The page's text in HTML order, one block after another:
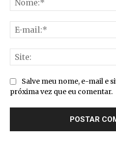
Salve meu nome, e-mail e
próxima vez que eu comentar.